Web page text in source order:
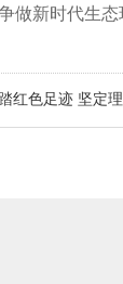
做新时代生态
红色足迹 坚定